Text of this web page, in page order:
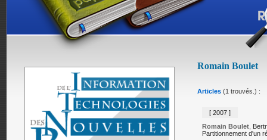
Romain Boulet
Articles (1 trouvés.) :
[ 2007 ]
Romain Boulet,
Partitionnement d'un